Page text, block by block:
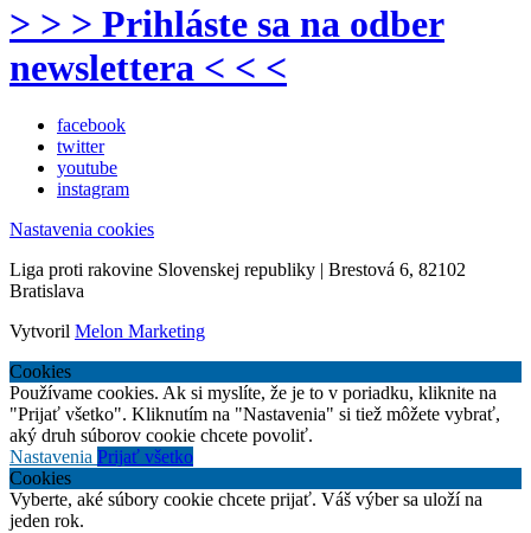
> > > Prihláste sa na odber
newslettera < < <
facebook
twitter
youtube
instagram
Nastavenia cookies
Liga proti rakovine Slovenskej republiky | Brestová 6, 82102
Bratislava
Vytvoril Melon Marketing
Cookies
Používame cookies. Ak si myslíte, že je to v poriadku, kliknite na
"Prijať všetko". Kliknutím na "Nastavenia" si tiež môžete vybrať,
aký druh súborov cookie chcete povoliť.
Nastavenia Prijať všetko
Cookies
Vyberte, aké súbory cookie chcete prijať. Váš výber sa uloží na
jeden rok.